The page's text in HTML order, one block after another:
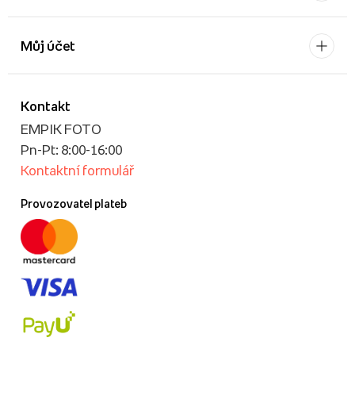
Kontakt
EMPIK FOTO
Pn-Pt: 8:00-16:00
Kontaktní formulář
Provozovatel plateb
Můj účet